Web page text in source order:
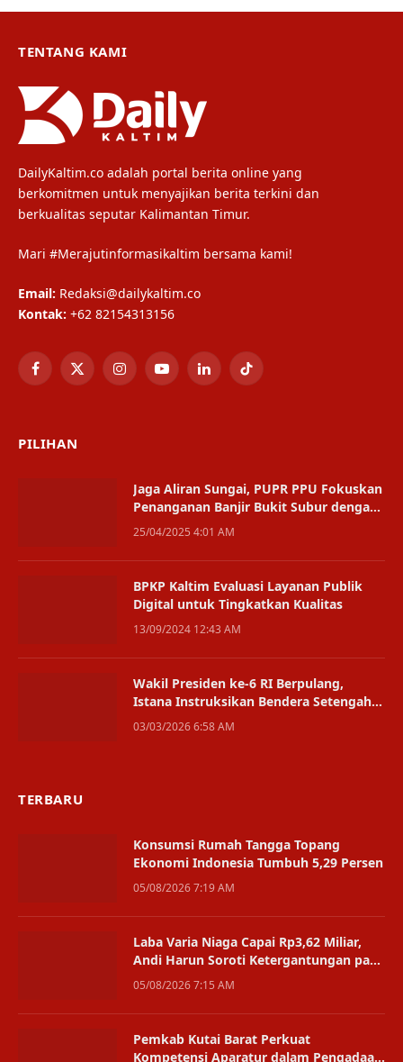
TENTANG KAMI
DailyKaltim.co adalah portal berita online yang
berkomitmen untuk menyajikan berita terkini dan
berkualitas seputar Kalimantan Timur.
Mari #Merajutinformasikaltim bersama kami!
Email: Redaksi@dailykaltim.co
Kontak: +62 82154313156
Facebook
X
InstagramYouTubeLinkedInTikTok
PILIHAN
Jaga Aliran Sungai, PUPR PPU Fokuskan
Penanganan Banjir Bukit Subur dengan
Normalisasi
25/04/2025 4:01 AM
BPKP Kaltim Evaluasi Layanan Publik
Digital untuk Tingkatkan Kualitas
13/09/2024 12:43 AM
Wakil Presiden ke-6 RI Berpulang,
Istana Instruksikan Bendera Setengah
Tiang 3 Hari
03/03/2026 6:58 AM
TERBARU
Konsumsi Rumah Tangga Topang
Ekonomi Indonesia Tumbuh 5,29 Persen
05/08/2026 7:19 AM
Laba Varia Niaga Capai Rp3,62 Miliar,
Andi Harun Soroti Ketergantungan pada
Satu Bisnis
05/08/2026 7:15 AM
Pemkab Kutai Barat Perkuat
Kompetensi Aparatur dalam Pengadaan